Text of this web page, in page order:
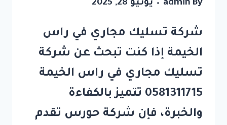
By
admin يونيو 28, 2025
شركة تسليك مجاري في راس
الخيمة إذا كنت تبحث عن شركة
تسليك مجاري في راس الخيمة
0581311715 تتميز بالكفاءة
والخبرة، فإن شركة حورس تقدم